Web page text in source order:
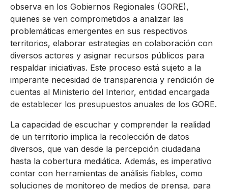
observa en los Gobiernos Regionales (GORE),
quienes se ven comprometidos a analizar las
problemáticas emergentes en sus respectivos
territorios, elaborar estrategias en colaboración con
diversos actores y asignar recursos públicos para
respaldar iniciativas. Este proceso está sujeto a la
imperante necesidad de transparencia y rendición de
cuentas al Ministerio del Interior, entidad encargada
de establecer los presupuestos anuales de los GORE.
La capacidad de escuchar y comprender la realidad
de un territorio implica la recolección de datos
diversos, que van desde la percepción ciudadana
hasta la cobertura mediática. Además, es imperativo
contar con herramientas de análisis fiables, como
soluciones de monitoreo de medios de prensa, para